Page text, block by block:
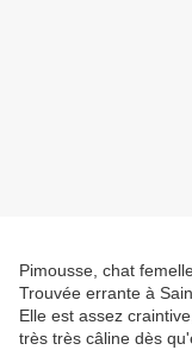
Pimousse, chat
Trouvée errante à
Elle est assez
très très câline dès